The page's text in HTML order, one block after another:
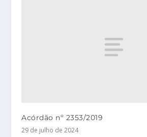
Acórdão nº 2353/2019
29 de julho de 2024